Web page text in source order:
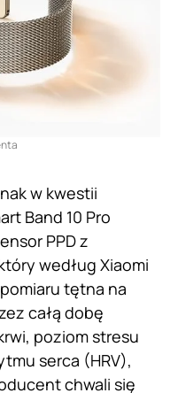
w kwestii
Band 10 Pro
PPD z
według Xiaomi
tętna na
całą dobę
poziom stresu
serca (HRV),
chwali się